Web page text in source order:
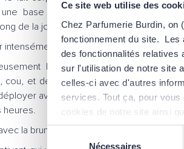
Ce site web utilise des
Chez Parfumerie Burdin, on
fonctionnement du site. Les
des fonctionnalités relatives
sur l'utilisation de notre site
celles-ci avec d'autres
services. Tout ça, pour
cookies de notre site ainsi
d'Utilisation.
Sélection
Nécessaires
base hydratée et parfumée,
de la journée.
la fragrance All of Me sur
cou, et derrière les oreilles. Ces zones
avec la chaleur naturelle de
heures.
la brume capillaire